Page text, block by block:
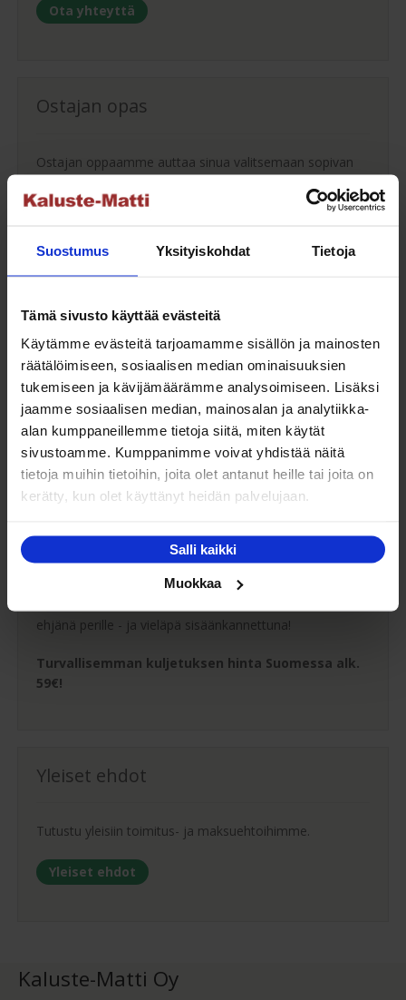
Suostumus Yksityiskohdat Tietoja
Tämä sivusto käyttää evästeitä
Käytämme evästeitä tarjoamamme sisällön ja mainosten
räätälöimiseen, sosiaalisen median ominaisuuksien
tukemiseen ja kävijämäärämme analysoimiseen. Lisäksi
jaamme sosiaalisen median, mainosalan ja analytiikka-
alan kumppaneillemme tietoja siitä, miten käytät
sivustoamme. Kumppanimme voivat yhdistää näitä
tietoja muihin tietoihin, joita olet antanut heille tai joita on
kerätty, kun olet käyttänyt heidän palvelujaan.
Salli kaikki
Muokkaa
Ota yhteyttä
Ostajan opas
Ostajan oppaamme auttaa sinua valitsemaan sopivan
Maksuaikaa ostoksillesi
Saat maksuaikaa ostoksillesi jopa 30 päivää tai erissä
osamaksulla 3-36kk.
Maksutavat
Oma turvallinen kuljetus
Kaluste-Matin oma kuljetus on turvallinen tapa
ehjänä perille - ja vieläpä sisäänkannettuna!
Turvallisemman kuljetuksen hinta Suomessa alk.
59€!
Yleiset ehdot
Tutustu yleisiin toimitus- ja maksuehtoihimme.
Yleiset ehdot
Kaluste-Matti Oy